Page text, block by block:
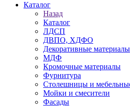
Каталог
Назад
Каталог
ЛДСП
ДВПО, ХДФО
Декоративные материалы
МДФ
Кромочные материалы
Фурнитура
Столешницы и
Мойки и смесители
Фасады